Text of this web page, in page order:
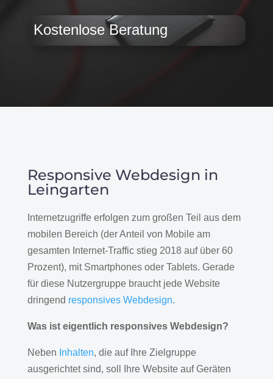
Kostenlose Beratung
Responsive Webdesign in
Leingarten
Internetzugriffe erfolgen zum großen Teil aus dem
mobilen Bereich (der Anteil von Mobile am
gesamten Internet-Traffic stieg 2018 auf über 60
Prozent), mit Smartphones oder Tablets. Gerade
für diese Nutzergruppe braucht jede Website
dringend responsives Webdesign.
Was ist eigentlich responsives Webdesign?
Neben Inhalten, die auf Ihre Zielgruppe
ausgerichtet sind, soll Ihre Website auf Geräten